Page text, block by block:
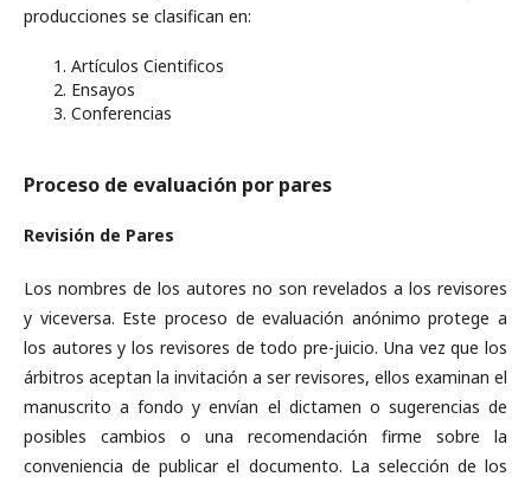
producciones se clasifican en:
Artículos Cientificos
Ensayos
Conferencias
Proceso de evaluación por pares
Revisión de Pares
Los nombres de los autores no son revelados a los revisores
y viceversa. Este proceso de evaluación anónimo protege a
los autores y los revisores de todo pre-juicio. Una vez que los
árbitros aceptan la invitación a ser revisores, ellos examinan el
manuscrito a fondo y envían el dictamen o sugerencias de
posibles cambios o una recomendación firme sobre la
conveniencia de publicar el documento. La selección de los